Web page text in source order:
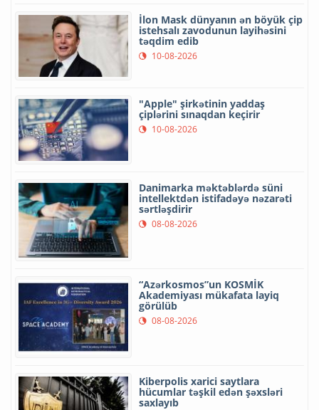
İlon Mask dünyanın ən böyük çip
istehsalı zavodunun layihəsini
təqdim edib
10-08-2026
"Apple" şirkətinin yaddaş
çiplərini sınaqdan keçirir
10-08-2026
Danimarka məktəblərdə süni
intellektdən istifadəyə nəzarəti
sərtləşdirir
08-08-2026
“Azərkosmos”un KOSMİK
Akademiyası mükafata layiq
görülüb
08-08-2026
Kiberpolis xarici saytlara
hücumlar təşkil edən şəxsləri
saxlayıb